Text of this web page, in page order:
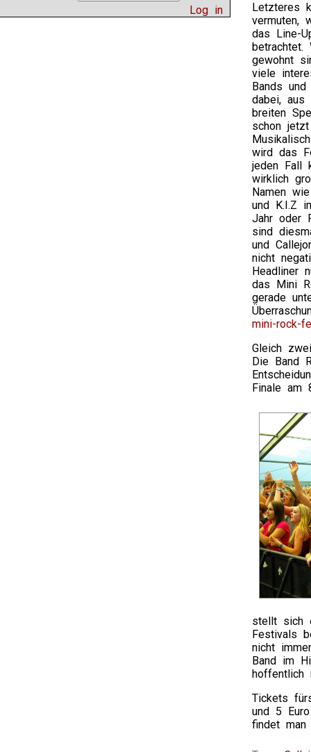
Log in
Letzteres
vermuten,
das Line-
betrachtet.
gewohnt
viele
Bands und
dabei, aus
breiten
schon
wird das
jeden Fall
wirklich
Namen
und K.I.Z
Jahr oder
sind
und
nicht
Headliner
das Mini
gerade
mini-rock-
Gleich
Die Band
Finale am
stellt sich
Festivals
nicht
Band im
hoffentlich
Tickets
und 5
findet